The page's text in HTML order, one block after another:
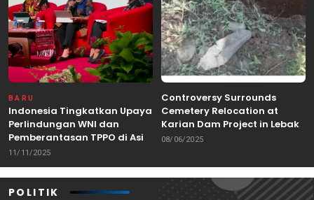
BARU
Indonesia Tingkatkan Upaya
Perlindungan WNI dan
Pemberantasan TPPO di Asia
Tenggara
11/11/2025
Controversy Surrounds
Cemetery Relocation at
Karian Dam Project in Lebak,
Banten
08/06/2025
POLITIK